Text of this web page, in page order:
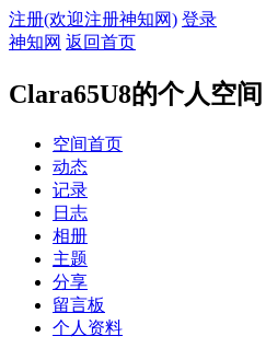
注册(欢迎注册神知网) 登录
神知网 返回首页
Clara65U8的个人空间
空间首页
动态
记录
日志
相册
主题
分享
留言板
个人资料